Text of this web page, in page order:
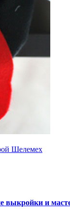
Шелемех
выкройки и